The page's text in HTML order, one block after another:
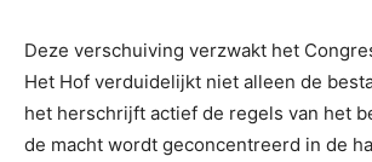
Deze verschuiving verzwakt het
Het Hof verduidelijkt niet alleen de
het herschrijft actief de regels van het
de macht wordt geconcentreerd in de